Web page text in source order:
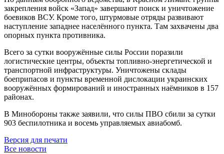
закрепления войск «Запад» завершают поиск и уничтожение
боевиков ВСУ. Кроме того, штурмовые отряды развивают
наступление западнее населённого пункта. Там захвачены два
опорных пункта противника.
Всего за сутки вооружённые силы России поразили
логистические центры, объекты топливно-энергетической и
транспортной инфраструктуры. Уничтожены склады
боеприпасов и пункты временной дислокации украинских
вооружённых формирований и иностранных наёмников в 157
районах.
В Минобороны также заявили, что силы ПВО сбили за сутки
903 беспилотника и восемь управляемых авиабомб.
Версия для печати
Все новости